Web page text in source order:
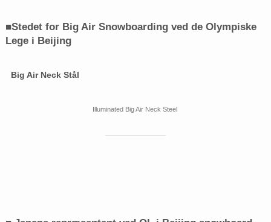
■Stedet for Big Air Snowboarding ved de Olympiske
Lege i Beijing
Big Air Neck Stål
Illuminated Big Air Neck Steel